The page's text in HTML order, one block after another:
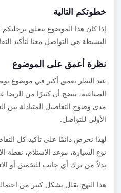
خطوتكم التالية
إذا كان هذا الموضوع يتعلق برحلتكم
البسيطة هي التواصل معنا لتأكيد
نظرة أعمق على الموضوع
عند النظر بعمق أكبر في موضوع
الصناعية، يتضح أن كثيرًا من الرضا عن
مدى وضوح التفاصيل المتبادلة بين
الأولى للتواصل.
لهذا نحرص دائمًا على تأكيد كل
نوع السيارة، موعد الاستلام، نقطة
بدلاً من ترك أي جانب للتخمين أو
هذا النهج يقلل بشكل كبير من